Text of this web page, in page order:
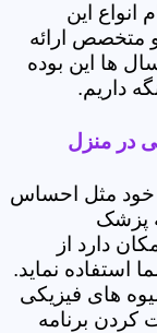
این
متخصص ارائه
ها این بوده
داریم.
در منزل
خود مثل احساس
پزشک
دارد از
استفاده نماید.
های فیزیکی
کردن برنامه